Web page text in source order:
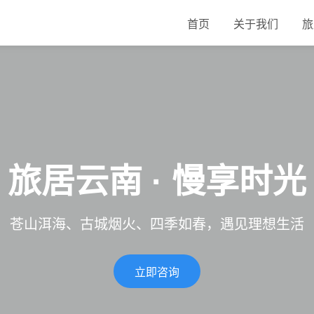
首页 关于我们
旅居云南 · 慢享时光
苍山洱海、古城烟火、四季如春，遇见理想生活
立即咨询